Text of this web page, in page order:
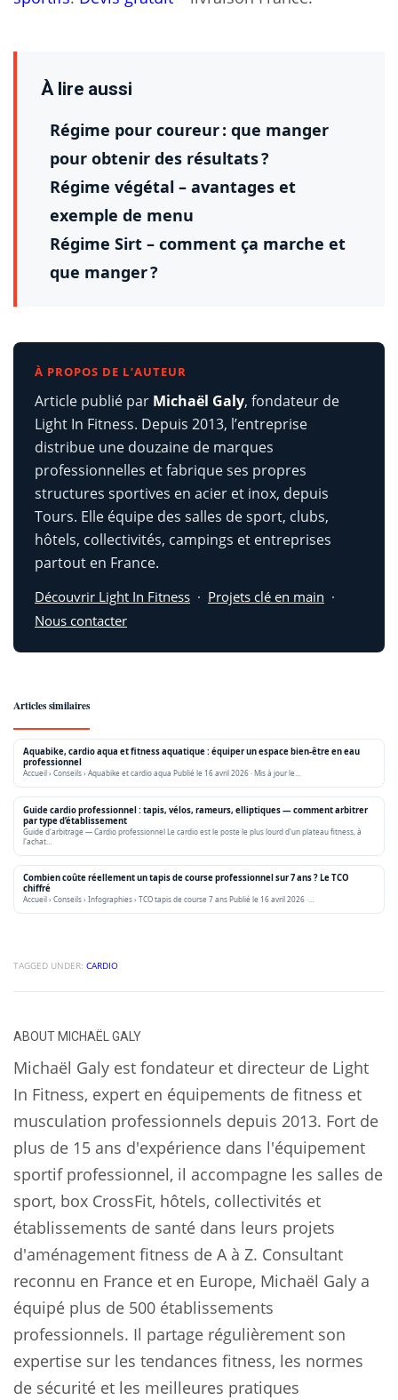
À lire aussi
Régime pour coureur : que manger
pour obtenir des résultats ?
Régime végétal – avantages et
exemple de menu
Régime Sirt – comment ça marche et
que manger ?
À PROPOS DE L’AUTEUR
Article publié par Michaël Galy, fondateur de
Light In Fitness. Depuis 2013, l’entreprise
distribue une douzaine de marques
professionnelles et fabrique ses propres
structures sportives en acier et inox, depuis
Tours. Elle équipe des salles de sport, clubs,
hôtels, collectivités, campings et entreprises
partout en France.
Découvrir Light In Fitness · Projets clé en main ·
Nous contacter
Articles similaires
Aquabike, cardio aqua et fitness aquatique : équiper un espace bien-être en eau
professionnel
Accueil › Conseils › Aquabike et cardio aqua Publié le 16 avril 2026 · Mis à jour le…
Guide cardio professionnel : tapis, vélos, rameurs, elliptiques — comment arbitrer
par type d’établissement
Guide d'arbitrage — Cardio professionnel Le cardio est le poste le plus lourd d'un plateau fitness, à
l'achat…
Combien coûte réellement un tapis de course professionnel sur 7 ans ? Le TCO
chiffré
Accueil › Conseils › Infographies › TCO tapis de course 7 ans Publié le 16 avril 2026 ·…
TAGGED UNDER: CARDIO
ABOUT MICHAËL GALY
Michaël Galy est fondateur et directeur de Light
In Fitness, expert en équipements de fitness et
musculation professionnels depuis 2013. Fort de
plus de 15 ans d'expérience dans l'équipement
sportif professionnel, il accompagne les salles de
sport, box CrossFit, hôtels, collectivités et
établissements de santé dans leurs projets
d'aménagement fitness de A à Z. Consultant
reconnu en France et en Europe, Michaël Galy a
équipé plus de 500 établissements
professionnels. Il partage régulièrement son
expertise sur les tendances fitness, les normes
de sécurité et les meilleures pratiques